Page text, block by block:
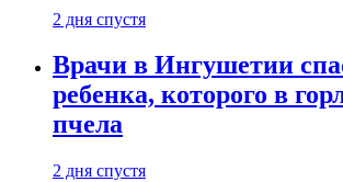
2 дня спустя
Врачи в Ингушетии
ребенка, которого в
пчела
2 дня спустя